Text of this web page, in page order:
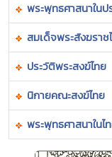
พระพุทธศาสนาในป
สมเด็จพระสังฆราช
ประวัติพระสงฆ์ไทย
นิกายคณะสงฆ์ไทย
พระพุทธศาสนาใน